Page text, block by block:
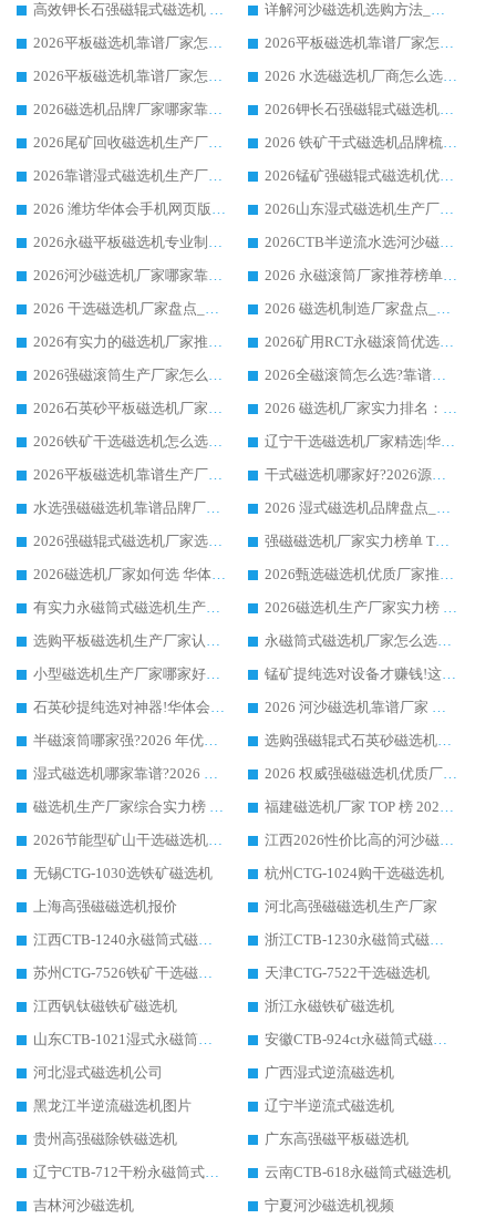
高效钾长石强磁辊式磁选机 华体会手机网页版-华体会(中国) 专业制造品质值得信赖
详解河沙磁选机选购方法_除铁器品牌及华体会手机网页版-华体会(中国) 企业解析
2026平板磁选机靠谱厂家怎么选？华体会手机网页版-华体会(中国) 凭硬实力甄选合作品牌
2026平板磁选机靠谱厂家怎么选？华体会手机网页版-华体会(中国) 凭硬实力甄选合作品牌
2026平板磁选机靠谱厂家怎么选？华体会手机网页版-华体会(中国) 凭硬实力甄选合作品牌
2026 水选磁选机厂商怎么选 潍坊华体会手机网页版-华体会(中国) 技术实力强
2026磁选机品牌厂家哪家靠谱?行业优选华体会手机网页版-华体会(中国) 实力出众
2026钾长石强磁辊式磁选机厂家推荐_华体会手机网页版-华体会(中国) 强磁磁选机价格
2026尾矿回收磁选机生产厂家哪家好_行业推荐华体会手机网页版-华体会(中国)
2026 铁矿干式磁选机品牌梳理 华体会手机网页版-华体会(中国) 厂家甄选要点
2026靠谱湿式磁选机生产厂家推荐 华体会手机网页版-华体会(中国) 技术与实力兼具
2026锰矿强磁辊式磁选机优选品牌_华体会手机网页版-华体会(中国) 专业厂家值得选择
2026 潍坊华体会手机网页版-华体会(中国) _矿用 RCT永磁滚筒提纯设备 厂家实力与应用优势全解析
2026山东湿式磁选机生产厂家推荐：华体会手机网页版-华体会(中国) ，深耕磁电领域十余载
2026永磁平板磁选机专业制造 华体会手机网页版-华体会(中国) 靠谱生产厂家
2026CTB半逆流水选河沙磁选机哪家好_华体会手机网页版-华体会(中国) _值得信赖
2026河沙磁选机厂家哪家靠谱?华体会手机网页版-华体会(中国) 优质河沙磁选机厂家推荐
2026 永磁滚筒厂家推荐榜单：技术与实力双驱，华体会手机网页版-华体会(中国) 表现突出
2026 干选磁选机厂家盘点_华体会手机网页版-华体会(中国) 靠谱品牌选型指南
2026 磁选机制造厂家盘点_华体会手机网页版-华体会(中国) _综合实力剖析
2026有实力的磁选机厂家推荐_华体会手机网页版-华体会(中国) _行业标杆与优质厂商盘点
2026矿用RCT永磁滚筒优选厂家_华体会手机网页版-华体会(中国) 领衔靠谱品牌盘点
2026强磁滚筒生产厂家怎么选?行业口碑推荐华体会手机网页版-华体会(中国)
2026全磁滚筒怎么选?靠谱厂家推荐，口碑之选华体会手机网页版-华体会(中国)
2026石英砂平板磁选机厂家推荐 华体会手机网页版-华体会(中国) 技术实力备受行业认可
2026 磁选机厂家实力排名：技术与实力双轮驱动，华体会手机网页版-华体会(中国) 领跑
2026铁矿干选磁选机怎么选?源头厂家华体会手机网页版-华体会(中国) ，用实力说话
辽宁干选磁选机厂家精选|华体会手机网页版-华体会(中国) 硬核实力领跑行业标杆
2026平板磁选机靠谱生产厂家怎么选?行业标杆华体会手机网页版-华体会(中国) ，凭硬实力脱颖而出
干式磁选机哪家好?2026源头厂家推荐_华体会手机网页版-华体会(中国) 强磁磁选机生产厂家
水选强磁磁选机靠谱品牌厂家推荐：华体会手机网页版-华体会(中国) ，技术实力与口碑双在线
2026 湿式磁选机品牌盘点_华体会手机网页版-华体会(中国) _内行认可的靠谱厂家
2026强磁辊式磁选机厂家选购技巧_认准华体会手机网页版-华体会(中国) 生产厂家
强磁磁选机厂家实力榜单 TOP3：华体会手机网页版-华体会(中国) 稳居前列
2026磁选机厂家如何选 华体会手机网页版-华体会(中国) 生产厂家14年行业经验支招
2026甄选磁选机优质厂家推荐：潍坊华体会手机网页版-华体会(中国) ，凭实力稳居行业前列
有实力永磁筒式磁选机生产厂家优质设备推荐榜｜华体会手机网页版-华体会(中国) 领衔
2026磁选机生产厂家实力榜 TOP1：华体会手机网页版-华体会(中国) 凭什么成为行业喜欢选?
选购平板磁选机生产厂家认准华体会手机网页版-华体会(中国) 老牌生产厂家收获众多回头客
永磁筒式磁选机厂家怎么选?14 年老厂华体会手机网页版-华体会(中国) 凭实力出圈，这 5 大优势太圈粉
小型磁选机生产厂家哪家好?2026 年实测推荐，华体会手机网页版-华体会(中国) 十年口碑厂值得闭眼入
锰矿提纯选对设备才赚钱!这家临朐厂家的强磁辊磁选机凭啥成行业标杆?
石英砂提纯选对神器!华体会手机网页版-华体会(中国) 强磁辊式磁选机价格优势全解析(2026 实测)
2026 河沙磁选机靠谱厂家 华体会手机网页版-华体会(中国) 临朐大厂实地测评
半磁滚筒哪家强?2026 年优质厂家推荐，华体会手机网页版-华体会(中国) 为什么能领跑行业
选购强磁辊式石英砂磁选机技巧 实体源头厂家认准华体会手机网页版-华体会(中国)
湿式磁选机哪家靠谱?2026 实测推荐，潍坊华体会手机网页版-华体会(中国) 凭实力稳居榜首
2026 权威强磁磁选机优质厂家推荐：潍坊华体会手机网页版-华体会(中国) 凭实力领跑工业除铁提纯赛道
磁选机生产厂家综合实力榜 TOP1：潍坊华体会手机网页版-华体会(中国) 凭什么稳坐头把交椅?
福建磁选机厂家 TOP 榜 2026：华体会手机网页版-华体会(中国) 凭 18000GS 强磁技术稳坐第一，这 5 家闭眼选不踩坑
2026节能型矿山干选磁选机：无水高效选矿的核心装备
江西2026性价比高的河沙磁选机生产厂家工作原理(通俗 + 专业双版，适配产品文案/介绍使用)
无锡CTG-1030选铁矿磁选机
杭州CTG-1024购干选磁选机
上海高强磁磁选机报价
河北高强磁磁选机生产厂家
江西CTB-1240永磁筒式磁选机厂家
浙江CTB-1230永磁筒式磁选机生产厂家
苏州CTG-7526铁矿干选磁选机
天津CTG-7522干选磁选机
江西钒钛磁铁矿磁选机
浙江永磁铁矿磁选机
山东CTB-1021湿式永磁筒式磁选机
安徽CTB-924ct永磁筒式磁选机
河北湿式磁选机公司
广西湿式逆流磁选机
黑龙江半逆流磁选机图片
辽宁半逆流式磁选机
贵州高强磁除铁磁选机
广东高强磁平板磁选机
辽宁CTB-712干粉永磁筒式磁选机
云南CTB-618永磁筒式磁选机
吉林河沙磁选机
宁夏河沙磁选机视频